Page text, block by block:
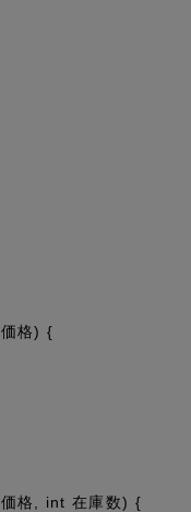
価格) {
価格, int 在庫数) {